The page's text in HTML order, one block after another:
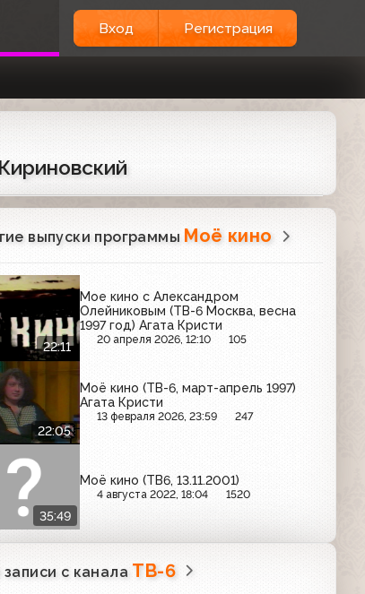
Вход Регистрация
выпуски программы Моё кино
22:11
Мое кино с Александром
Олейниковым (ТВ-6 Москва, весна
1997 год) Агата Кристи
20 апреля 2026, 12:10 105
22:05
Моё кино (ТВ-6, март-апрель 1997)
Агата Кристи
13 февраля 2026, 23:59 247
35:49
Моё кино (ТВ6, 13.11.2001)
4 августа 2022, 18:04 1520
с канала ТВ-6